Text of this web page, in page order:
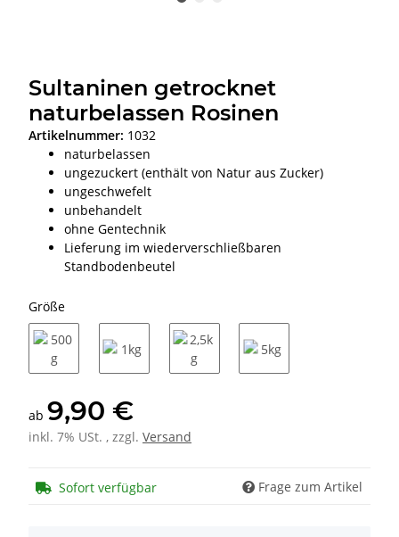
Sultaninen getrocknet
naturbelassen Rosinen
Artikelnummer: 1032
naturbelassen
ungezuckert (enthält von Natur aus Zucker)
ungeschwefelt
unbehandelt
ohne Gentechnik
Lieferung im wiederverschließbaren
Standbodenbeutel
Größe
ab 9,90 €
inkl. 7% USt. , zzgl. Versand
Sofort verfügbar Frage zum Artikel